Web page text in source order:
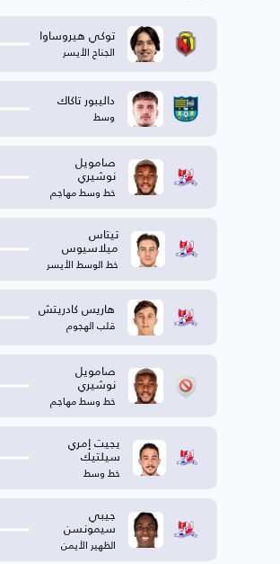
توكي هيروساوا
الجناح الأيسر
داليبور تاكاك
وسط
صامويل
نوشيري
خط وسط مهاجم
تيتاس
ميلاسيوس
خط الوسط الأيسر
هاريس كادريتش
قلب الهجوم
صامويل
نوشيري
خط وسط مهاجم
يجيت إمري
سيلتيك
خط وسط
جيبي
سيمونسن
الظهير الأيمن